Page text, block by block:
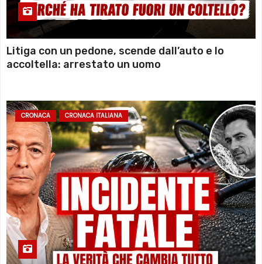
Litiga con un pedone, scende dall’auto e lo
accoltella: arrestato un uomo
CRONACA CRONACA ITALIANA